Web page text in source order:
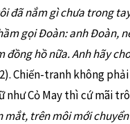
đã nắm gì chưa trong
gọi Đoàn: anh Đoàn,
hồ nữa. Anh hãy
Chiến-tranh không
Cỏ May thì cứ mãi
trên môi mới